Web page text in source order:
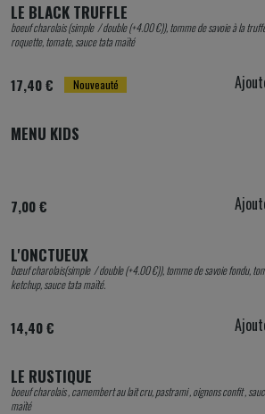
Nouveauté
LE BLACK TRUFFLE
boeuf charolais (simple / double (+4.00 €)), tomme de savoie à la
roquette, tomate, sauce tata maïté
17,40 €
MENU KIDS
7,00 €
L'ONCTUEUX
bœuf charolais(simple / double (+4.00 €)), tomme de savoie fondu,
ketchup, sauce tata maïté.
14,40 €
LE RUSTIQUE
boeuf charolais , camembert au lait cru, pastrami , oignons confit ,
maïté